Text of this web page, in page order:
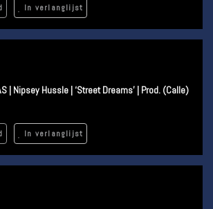
In verlanglijst
| Nipsey Hussle | ‘Street Dreams’ | Prod. (Calle)
In verlanglijst